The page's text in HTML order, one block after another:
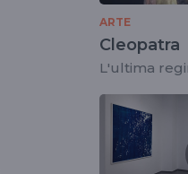
ARTE
Cleopatra
L'ultima